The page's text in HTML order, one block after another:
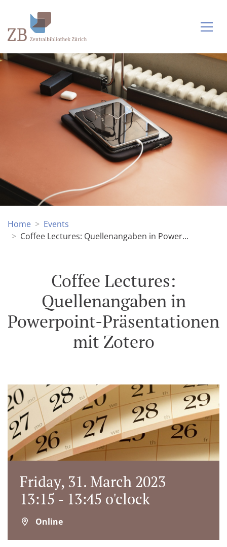
Home
Events
Coffee Lectures: Quellenangaben in Power...
Coffee Lectures:
Quellenangaben in
Powerpoint-Präsentationen
mit Zotero
Friday, 31. March 2023
13:15 - 13:45 o'clock
Online